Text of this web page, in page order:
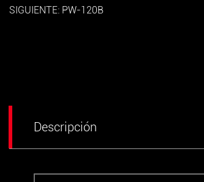
SIGUIENTE: PW-120B
Descripción